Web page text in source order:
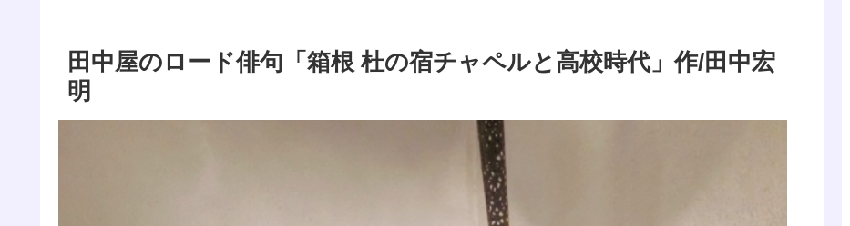
田中屋のロード俳句「箱根 杜の宿チャペルと高校時代」作/田中宏
明